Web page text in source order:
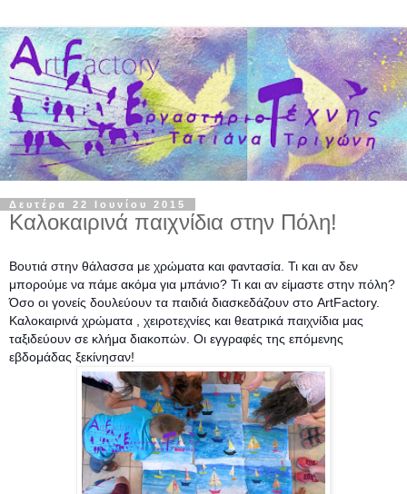
Δευτέρα 22 Ιουνίου 2015
Καλοκαιρινά παιχνίδια στην Πόλη!
Βουτιά στην θάλασσα με χρώματα και φαντασία. Τι και αν δεν
μπορούμε να πάμε ακόμα για μπάνιο? Τι και αν είμαστε στην πόλη?
Όσο οι γονείς δουλεύουν τα παιδιά διασκεδάζουν στο ArtFactory.
Καλοκαιρινά χρώματα , χειροτεχνίες και θεατρικά παιχνίδια μας
ταξιδεύουν σε κλήμα διακοπών. Οι εγγραφές της επόμενης
εβδομάδας ξεκίνησαν!